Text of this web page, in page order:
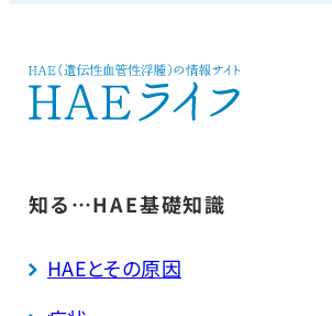
知る…HAE基礎知識
HAEとその原因